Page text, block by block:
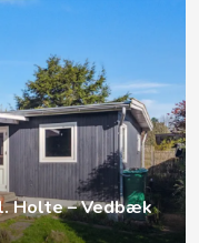
Holte – Vedbæk